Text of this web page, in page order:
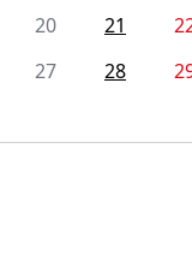
20 21
27 28